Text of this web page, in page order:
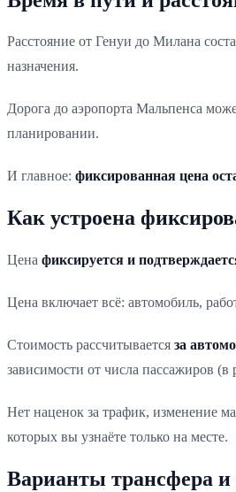
Расстояние от Генуи до Милана
назначения.
Дорога до аэропорта Мальпенса
планировании.
И главное: фиксированная цена
Как устроена
Цена фиксируется и
Цена включает всё: автомобиль,
Стоимость рассчитывается за
зависимости от числа пассажиров
Нет наценок за трафик, изменение
которых вы узнаёте только на месте.
Варианты трансфера и